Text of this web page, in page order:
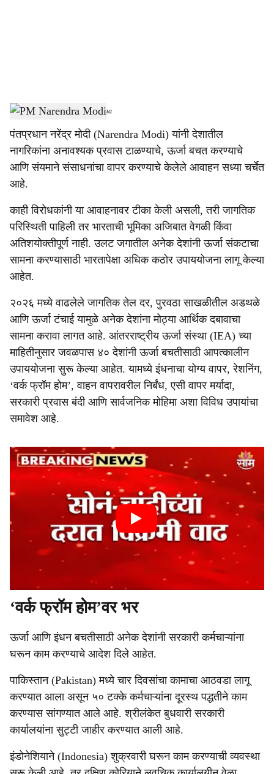
a
r
PM Narendra Modi-Sarkarnama
पंतप्रधान नरेंद्र मोदी (Narendra Modi) यांनी देशातील
नागरिकांना अनावश्यक प्रवास टाळण्याचे, ऊर्जा बचत करण्याचे
आणि संयमाने संसाधनांचा वापर करण्याचे केलेले आवाहन सध्या चर्चेत
आहे.
काही विरोधकांनी या आवाहनावर टीका केली असली, तरी जागतिक
परिस्थिती पाहिली तर भारताची भूमिका अजिबात वेगळी किंवा
अतिशयोक्तीपूर्ण नाही. उलट जगातील अनेक देशांनी ऊर्जा संकटाचा
सामना करण्यासाठी भारतापेक्षा अधिक कठोर उपाययोजना लागू केल्या
आहेत.
२०२६ मध्ये वाढलेले जागतिक तेल दर, पुरवठा साखळीतील अडथळे
आणि ऊर्जा टंचाई यामुळे अनेक देशांना मोठ्या आर्थिक दबावाचा
सामना करावा लागत आहे. आंतरराष्ट्रीय ऊर्जा संस्था (IEA) च्या
माहितीनुसार जवळपास ४० देशांनी ऊर्जा बचतीसाठी आपत्कालीन
उपाययोजना सुरू केल्या आहेत. यामध्ये इंधनाचा योग्य वापर, रेशनिंग,
‘वर्क फ्रॉम होम’, वाहन वापरावरील निर्बंध, एसी वापर मर्यादा,
सरकारी प्रवास बंदी आणि सार्वजनिक मोहिमा अशा विविध उपायांचा
समावेश आहे.
‘वर्क फ्रॉम होम’वर भर
ऊर्जा आणि इंधन बचतीसाठी अनेक देशांनी सरकारी कर्मचाऱ्यांना
घरून काम करण्याचे आदेश दिले आहेत.
पाकिस्तान (Pakistan) मध्ये चार दिवसांचा कामाचा आठवडा लागू
करण्यात आला असून ५० टक्के कर्मचाऱ्यांना दूरस्थ पद्धतीने काम
करण्यास सांगण्यात आले आहे. श्रीलंकेत बुधवारी सरकारी
कार्यालयांना सुट्टी जाहीर करण्यात आली आहे.
इंडोनेशियाने (Indonesia) शुक्रवारी घरून काम करण्याची व्यवस्था